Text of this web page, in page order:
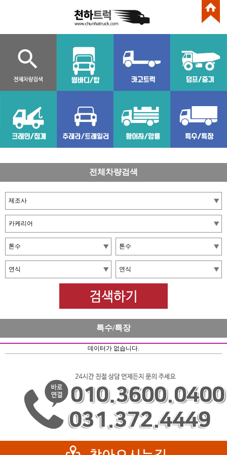
전체차량검색
특수/특장
데이터가 없습니다.